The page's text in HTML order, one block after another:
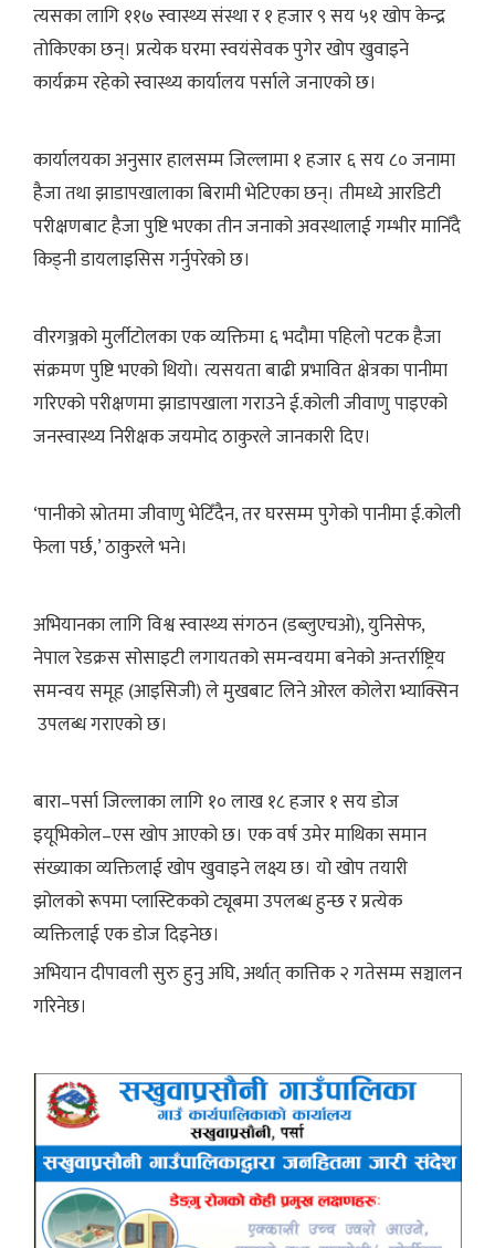
त्यसका लागि ११७ स्वास्थ्य संस्था र १ हजार ९ सय ५१ खोप केन्द्र
तोकिएका छन्। प्रत्येक घरमा स्वयंसेवक पुगेर खोप खुवाइने
कार्यक्रम रहेको स्वास्थ्य कार्यालय पर्साले जनाएको छ।
कार्यालयका अनुसार हालसम्म जिल्लामा १ हजार ६ सय ८० जनामा
हैजा तथा झाडापखालाका बिरामी भेटिएका छन्। तीमध्ये आरडिटी
परीक्षणबाट हैजा पुष्टि भएका तीन जनाको अवस्थालाई गम्भीर मानिँदै
किड्नी डायलाइसिस गर्नुपरेको छ।
वीरगञ्जको मुर्लीटोलका एक व्यक्तिमा ६ भदौमा पहिलो पटक हैजा
संक्रमण पुष्टि भएको थियो। त्यसयता बाढी प्रभावित क्षेत्रका पानीमा
गरिएको परीक्षणमा झाडापखाला गराउने ई.कोली जीवाणु पाइएको
जनस्वास्थ्य निरीक्षक जयमोद ठाकुरले जानकारी दिए।
‘पानीको स्रोतमा जीवाणु भेटिँदैन, तर घरसम्म पुगेको पानीमा ई.कोली
फेला पर्छ,’ ठाकुरले भने।
अभियानका लागि विश्व स्वास्थ्य संगठन (डब्लुएचओ), युनिसेफ,
नेपाल रेडक्रस सोसाइटी लगायतको समन्वयमा बनेको अन्तर्राष्ट्रिय
समन्वय समूह (आइसिजी) ले मुखबाट लिने ओरल कोलेरा भ्याक्सिन
उपलब्ध गराएको छ।
बारा–पर्सा जिल्लाका लागि १० लाख १८ हजार १ सय डोज
इयूभिकोल–एस खोप आएको छ। एक वर्ष उमेर माथिका समान
संख्याका व्यक्तिलाई खोप खुवाइने लक्ष्य छ। यो खोप तयारी
झोलको रूपमा प्लास्टिकको ट्यूबमा उपलब्ध हुन्छ र प्रत्येक
व्यक्तिलाई एक डोज दिइनेछ।
अभियान दीपावली सुरु हुनु अघि, अर्थात् कात्तिक २ गतेसम्म सञ्चालन
गरिनेछ।